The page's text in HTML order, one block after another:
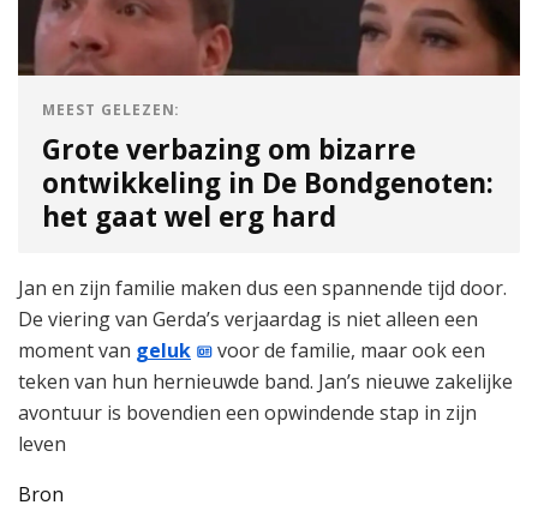
MEEST GELEZEN:
Grote verbazing om bizarre
ontwikkeling in De Bondgenoten:
het gaat wel erg hard
Jan en zijn familie maken dus een spannende tijd door.
De viering van Gerda’s verjaardag is niet alleen een
moment van geluk
voor de familie, maar ook een
teken van hun hernieuwde band. Jan’s nieuwe zakelijke
avontuur is bovendien een opwindende stap in zijn
leven
Bron